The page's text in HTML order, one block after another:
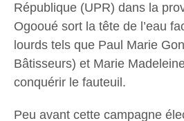
République (UPR) dans la
Ogooué sort la tête de l’eau
lourds tels que Paul Marie
Bâtisseurs) et Marie
conquérir le fauteuil.
Peu avant cette campagne